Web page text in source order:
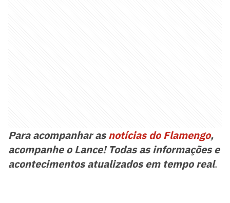
Para acompanhar asnotícias do Flamengo,
acompanhe o Lance! Todas as informações e
acontecimentos atualizados em tempo real.